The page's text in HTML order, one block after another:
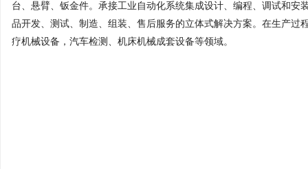
台、悬臂、钣金件。承接工业自动化系统集成设计、编程、调试和
品开发、测试、制造、组装、售后服务的立体式解决方案。在生产
疗机械设备，汽车检测、机床机械成套设备等领域。